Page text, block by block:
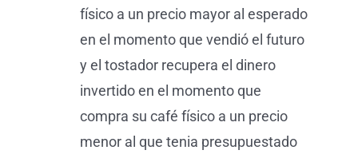
físico a un precio mayor al esperado
en el momento que vendió el futuro
y el tostador recupera el dinero
invertido en el momento que
compra su café físico a un precio
menor al que tenia presupuestado